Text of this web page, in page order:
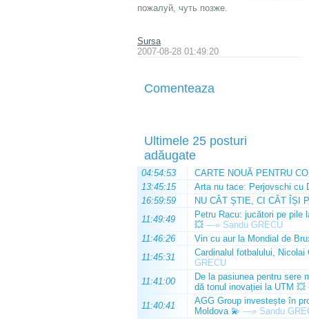
пожалуй, чуть позже.
Sursa
2007-08-28 01:49:20
Comenteaza
Ultimele 25 posturi
adăugate
04:54:53
CARTE NOUĂ PENTRU
13:45:15
Arta nu tace: Perjovschi cu
16:59:59
NU CÂT ȘTIE, CI CÂT ÎȘI
11:49:49
Petru Racu: jucători pe pile
💥 —» Sandu GRECU
11:46:26
Vin cu aur la Mondial de
11:45:31
Cardinalul fotbalului,
GRECU
11:41:00
De la pasiunea pentru sere
dă tonul inovației la UTM 💥
11:40:41
AGG Group investește în
Moldova 💫 —» Sandu